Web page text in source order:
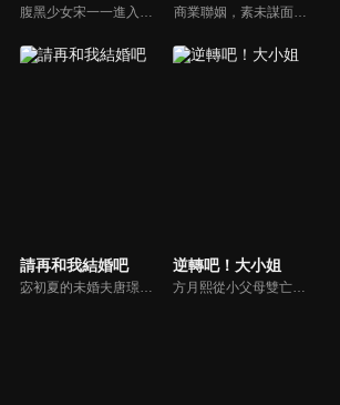
腹黑少女宋一一進入雨淋集團一心完成母親的遺願，卻遭遇舅舅薛繁與的強制驅趕，一場少女與大叔之間調教與反調教的拉扯戰，在未知的豪門恩怨中展開... 商業聯姻，素未謀面的兩人在三年後都有意解除這段沒有愛情的婚姻，陰差陽錯多次相約未成，卻因一次意外發生了親密關係。兩人再次相遇，錯誤的情感表達加深了彼此的誤會。傅燕城得知盛眠就是Penny，並已懷有身孕懊悔不已，傾其一切挽回，兩人解除誤會，確認彼此真心，決定攜手一生。
請再和我結婚吧
宓初夏的未婚夫唐璟行在婚禮前傳來死訊，讓她陷入情感與家族變動的雙重衝擊。一年後，和已故未婚夫長相一模一樣的路念白突然出現，宓初夏懷疑他就是唐璟行，但透過DNA鑑定確認並非同一人。為了振興國貨珠寶品牌「蜜糖」，她還是選擇與路念白合作...
逆轉吧！大小姐
方月熙從小父母雙亡，和妹妹方雪在奶奶也是曼夏酒店集團的董事長唐瑛的照看下長大。掌管集團後，方月熙的性格越發囂張跋扈，對待包括妹妹方雪在內的一眾股東態度十分惡劣。乖巧懂事的方雪表面上看似對姐姐百般忍耐和理解，其實內心十分嫉妒方月熙，一心想取代方月熙，想要得到她擁有的一切。